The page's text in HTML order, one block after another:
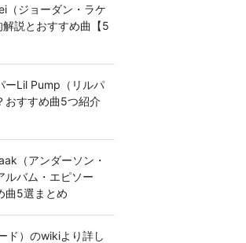
（ジョーダン・ラケ
説とおすすめ曲【5
ーLil Pump（リルパ
おすすめ曲5つ紹介
（アンダーソン・
ルバム・エピソー
曲5選まとめ
ド）のwikiより詳し